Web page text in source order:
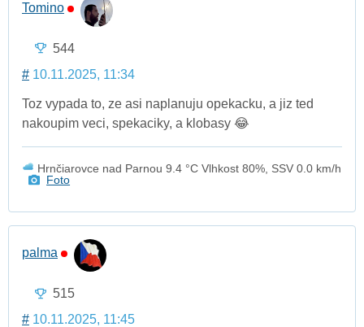
Tomino
544
# 10.11.2025, 11:34
Toz vypada to, ze asi naplanuju opekacku, a jiz ted
nakoupim veci, spekaciky, a klobasy 😂
Hrnčiarovce nad Parnou 9.4 °C Vlhkost 80%, SSV 0.0 km/h
Foto
palma
515
# 10.11.2025, 11:45